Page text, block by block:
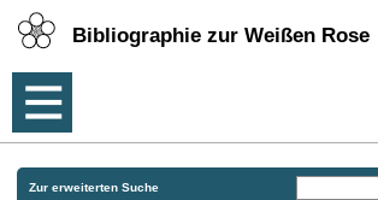
Bibliographie zur Weißen Rose
Zur erweiterten Suche